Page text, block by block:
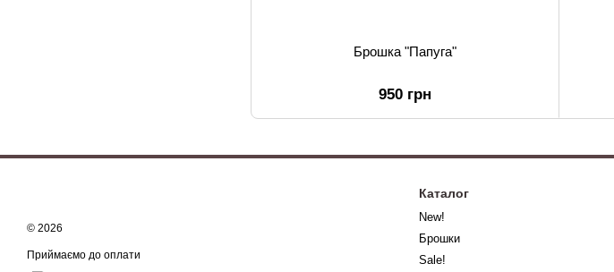
Брошка "Папуга"
950 грн
© 2026
Приймаємо до оплати
Каталог
New!
Брошки
Sale!